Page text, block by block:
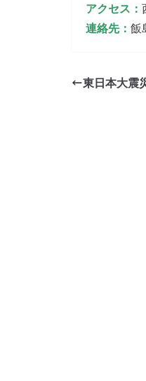
アクセス：
連絡先： 飯
東日本大震